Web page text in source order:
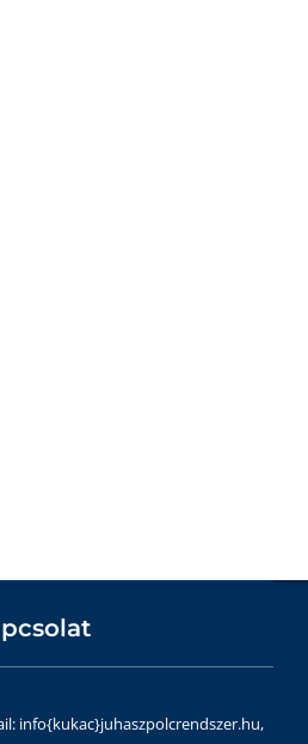
info{kukac}juhaszpolcrendszer.hu,